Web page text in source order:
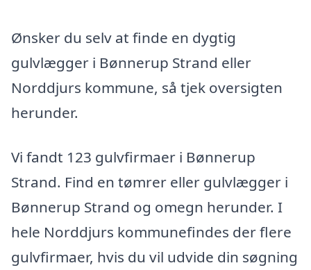
Ønsker du selv at finde en dygtig
gulvlægger i Bønnerup Strand eller
Norddjurs kommune, så tjek oversigten
herunder.
Vi fandt 123 gulvfirmaer i Bønnerup
Strand. Find en tømrer eller gulvlægger i
Bønnerup Strand og omegn herunder. I
hele Norddjurs kommunefindes der flere
gulvfirmaer, hvis du vil udvide din søgning